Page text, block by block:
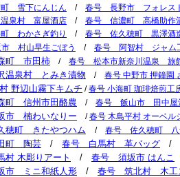
雪下にんじん / 春号 長野市 フォレス
泉村 富屋酒店 / 春号 信濃町 高橋助作
わかさぎ釣り / 春号 佐久穂町 黒澤酒
村山早生ごぼう / 春号 阿智村 ジャム
町 市田柿 / 春号 松本市新奈川温泉 旅
温泉村 とみき漬物 / 春号 中野市 押鐘園
野辺山霧下キムチ /春号 小海町 珈琲焙煎工
町 信州市田酪農 / 春号 飯山市 田中屋
市 楠わいなりー /春号 木島平村 オーベル
穂町 きたやつハム / 春号 佐久穂町 八
町 陶芸 / 春号 白馬村 革バッグ /
木彫りアート / 春号 須坂市 はんこ
市 ミニ和紙人形 / 春号 筑北村 木工